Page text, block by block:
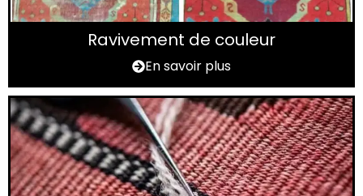
Ravivement de couleur
En savoir plus